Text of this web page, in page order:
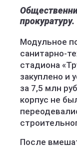
прокуратуру.
Модульное
санитарно-
стадиона
закуплено и
за 7,5 млн
корпус не
После